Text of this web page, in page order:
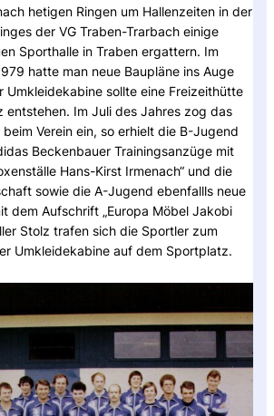
hetigen Ringen um Hallenzeiten in der
der VG Traben-Trarbach einige
Sporthalle in Traben ergattern. Im
hatte man neue Baupläne ins Auge
Umkleidekabine sollte eine Freizeithütte
entstehen. Im Juli des Jahres zog das
Verein ein, so erhielt die B-Jugend
Beckenbauer Trainingsanzüge mit
Hans-Kirst Irmenach“ und die
sowie die A-Jugend ebenfallls neue
dem Aufschrift „Europa Möbel Jakobi
Stolz trafen sich die Sportler zum
Umkleidekabine auf dem Sportplatz.